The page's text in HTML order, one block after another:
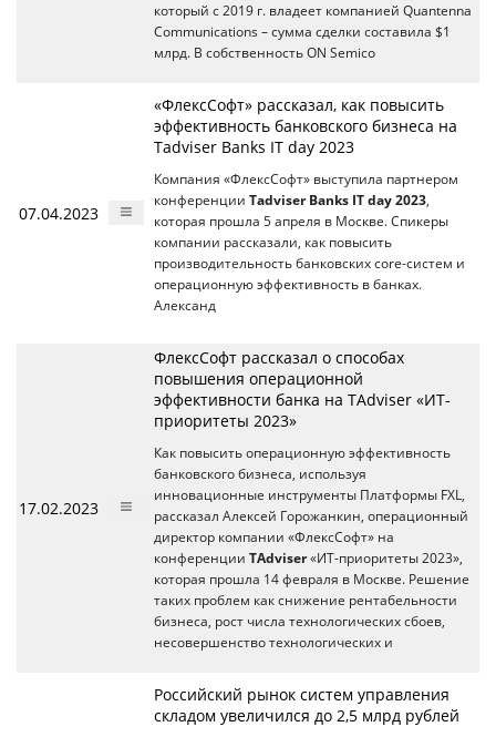
который с 2019 г. владеет компанией Quantenna
Communications – сумма сделки составила $1
млрд. В собственность ON Semico
07.04.2023
«ФлексСофт» рассказал, как повысить
эффективность банковского бизнеса на
Tadviser Banks IT day 2023
Компания «ФлексСофт» выступила партнером
конференции Tadviser Banks IT day 2023
которая прошла 5 апреля в Москве. Спикеры
компании рассказали, как повысить
производительность банковских core-систем и
операционную эффективность в банках.
Александ
17.02.2023
ФлексСофт рассказал о способах
повышения операционной
эффективности банка на TAdviser «ИТ-
приоритеты 2023»
Как повысить операционную эффективность
банковского бизнеса, используя
инновационные инструменты Платформы FXL,
рассказал Алексей Горожанкин, операционный
директор компании «ФлексСофт» на
конференции TAdviser«ИТ-приоритеты 2023»,
которая прошла 14 февраля в Москве. Решение
таких проблем как снижение рентабельности
бизнеса, рост числа технологических сбоев,
несовершенство технологических и
Российский рынок систем управления
складом увеличился до 2,5 млрд рублей